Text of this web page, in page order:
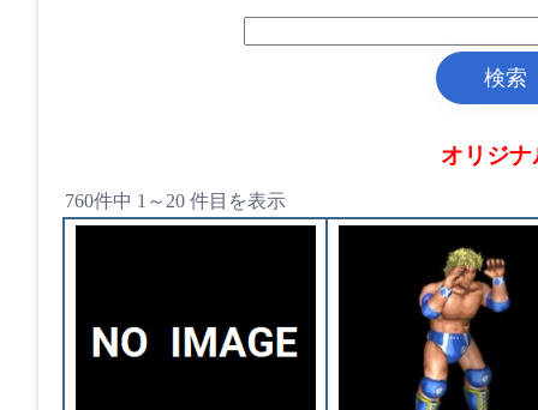
検索
オリジ
760件中 1～20 件目を表示